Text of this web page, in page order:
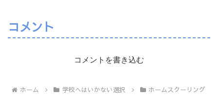
コメント
コメントを書き込む
ホーム 学校へはいかない選択
ホームスクーリング